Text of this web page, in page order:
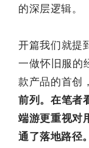
的深层逻辑。
开篇我们就提
一做怀旧服的
款产品的首创
前列。在笔者
端游更重视对
通了落地路径。